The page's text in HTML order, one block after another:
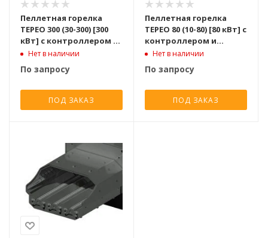
Пеллетная горелка
TEPEO 300 (30-300) [300
кВт] с контроллером и
шнеком для подачи
Нет в наличии
По запросу
ПОД ЗАКАЗ
Пеллетная горелка
TEPEO 80 (10-80) [80 кВт] с
контроллером и
шнеком для подачи
Нет в наличии
По запросу
ПОД ЗАКАЗ